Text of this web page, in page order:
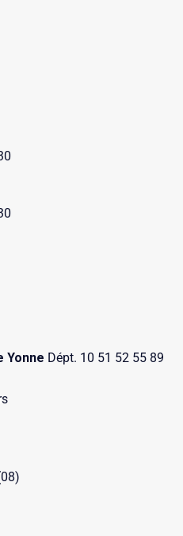
Yonne Dépt. 10 51 52 55 89